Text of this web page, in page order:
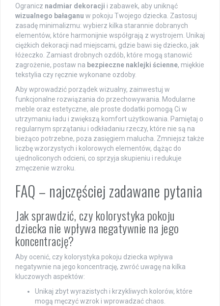
Ogranicz nadmiar dekoracji i zabawek, aby uniknąć
wizualnego bałaganu w pokoju Twojego dziecka. Zastosuj
zasadę minimalizmu: wybierz kilka starannie dobranych
elementów, które harmonijnie współgrają z wystrojem. Unikaj
ciężkich dekoracji nad miejscami, gdzie bawi się dziecko, jak
łóżeczko. Zamiast drobnych ozdób, które mogą stanowić
zagrożenie, postaw na bezpieczne naklejki ścienne, miękkie
tekstylia czy ręcznie wykonane ozdoby.
Aby wprowadzić porządek wizualny, zainwestuj w
funkcjonalne rozwiązania do przechowywania. Modularne
meble oraz estetyczne, ale proste dodatki pomogą Ci w
utrzymaniu ładu i zwiększą komfort użytkowania. Pamiętaj o
regularnym sprzątaniu i odkładaniu rzeczy, które nie są na
bieżąco potrzebne, poza zasięgiem malucha. Zmniejsz także
liczbę wzorzystych i kolorowych elementów, dążąc do
ujednoliconych odcieni, co sprzyja skupieniu i redukuje
zmęczenie wzroku.
FAQ – najczęściej zadawane pytania
Jak sprawdzić, czy kolorystyka pokoju
dziecka nie wpływa negatywnie na jego
koncentrację?
Aby ocenić, czy kolorystyka pokoju dziecka wpływa
negatywnie na jego koncentrację, zwróć uwagę na kilka
kluczowych aspektów:
Unikaj zbyt wyrazistych i krzykliwych kolorów, które
mogą męczyć wzrok i wprowadzać chaos.